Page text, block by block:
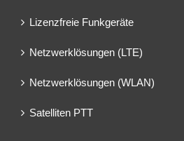
Lizenzfreie Funkgeräte
Netzwerklösungen (LTE)
Netzwerklösungen (WLAN)
Satelliten PTT